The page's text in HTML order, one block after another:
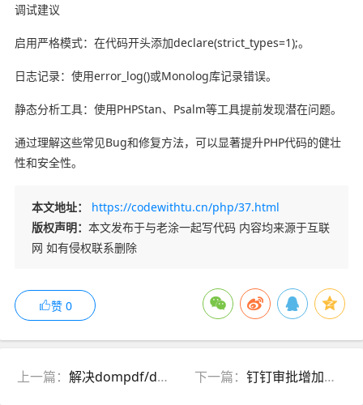
调试建议
启用严格模式：在代码开头添加declare(strict_types=1);。
日志记录：使用error_log()或Monolog库记录错误。
静态分析工具：使用PHPStan、Psalm等工具提前发现潜在问题。
通过理解这些常见Bug和修复方法，可以显著提升PHP代码的健壮
性和安全性。
本文地址：
https://codewithtu.cn/php/37.html
版权声明： 本文发布于与老涂一起写代码 内容均来源于互联
网 如有侵权联系删除
赞 0
上一篇： 解决dompdf/dompdf使用中文乱码的问题 下一篇：钉钉审批增加附件